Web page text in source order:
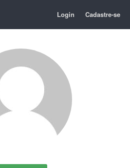
Login Cadastre-se